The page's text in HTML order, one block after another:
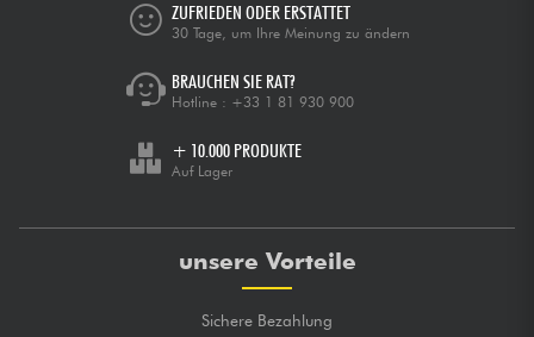
ZUFRIEDEN ODER ERSTATTET
30 Tage, um Ihre Meinung zu ändern
BRAUCHEN SIE RAT?
Hotline : +33 1 81 930 900
+ 10.000 PRODUKTE
Auf Lager
unsere Vorteile
Sichere Bezahlung